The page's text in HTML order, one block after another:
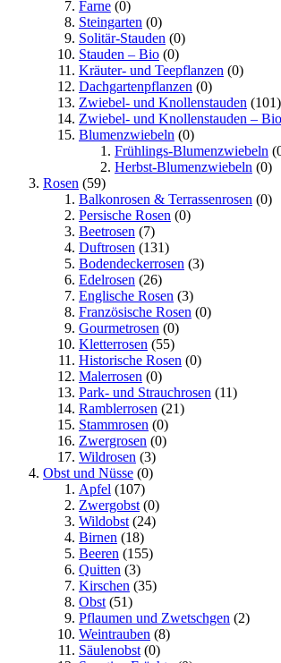
Farne (0)
Steingarten (0)
Solitär-Stauden (0)
Stauden – Bio (0)
Kräuter- und Teepflanzen (0)
Dachgartenpflanzen (0)
Zwiebel- und Knollenstauden (101)
Zwiebel- und Knollenstauden – Bio
Blumenzwiebeln (0)
Frühlings-Blumenzwiebeln
Herbst-Blumenzwiebeln (0)
Rosen (59)
Balkonrosen & Terrassenrosen (0)
Persische Rosen (0)
Beetrosen (7)
Duftrosen (131)
Bodendeckerrosen (3)
Edelrosen (26)
Englische Rosen (3)
Französische Rosen (0)
Gourmetrosen (0)
Kletterrosen (55)
Historische Rosen (0)
Malerrosen (0)
Park- und Strauchrosen (11)
Ramblerrosen (21)
Stammrosen (0)
Zwergrosen (0)
Wildrosen (3)
Obst und Nüsse (0)
Apfel (107)
Zwergobst (0)
Wildobst (24)
Birnen (18)
Beeren (155)
Quitten (3)
Kirschen (35)
Obst (51)
Pflaumen und Zwetschgen (2)
Weintrauben (8)
Säulenobst (0)